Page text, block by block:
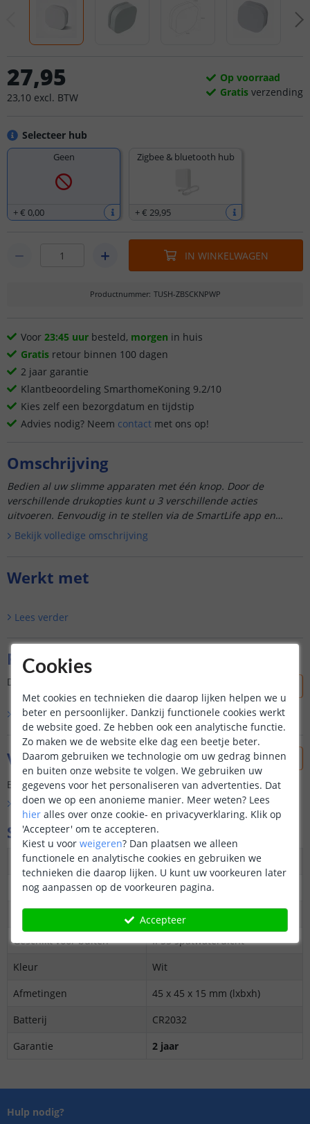
Selecteer hub
Geen
+€ 0,00
Zigbee & bluetooth hub
+€ 29,95
27,95
23,10 excl. BTW
Op voorraad
Gratis verzending
IN WINKELWAGEN
Productnummer: TUSH-ZBSCKNPWP
Voor 23:45 uur besteld, morgen in huis
Gratis retour binnen 100 dagen
2 jaar garantie
Klantbeoordeling SmarthomeKoning 9.2/10
Kies zelf een bezorgdatum en tijdstip
Advies nodig? Neem contact met ons op!
Omschrijving
Bedien al uw slimme apparaten met één knop. Door de
verschillende drukopties kunt u 3 verschillende acties
uitvoeren. Eenvoudig in te stellen via de SmartLife app en
makkelijk te plaat...
Bekijk volledige omschrijving
Werkt met
Lees verder
Reviews
Dit product is nog niet beoordeeld door onze klanten.
Bekijk alle 0 reviews
Vraag & antwoord
Er is nog geen vraag gesteld over dit product.
Bekijk alle Vraag & antwoord
Specificaties
Werkt met
SmartLife
Protocol
Zigbee 3.0
Gateway vereist
Geschikt voor buiten
IP55 spatwaterdicht
Kleur
Wit
Afmetingen
45 x 45 x 15 mm (lxbxh)
Batterij
CR2032
Garantie
2 jaar
Hulp nodig?
Cookies
Met cookies en technieken die daarop lijken helpen we u
beter en persoonlijker. Dankzij functionele cookies werkt
de website goed. Ze hebben ook een analytische functie.
Zo maken we de website elke dag een beetje beter.
Daarom gebruiken we technologie om uw gedrag binnen
en buiten onze website te volgen. We gebruiken uw
gegevens voor het personaliseren van advertenties. Dat
doen we op een anonieme manier. Meer weten? Lees
hier alles over onze cookie- en privacyverklaring. Klik op
'Accepteer' om te accepteren.
Kiest u voor weigeren? Dan plaatsen we alleen
functionele en analytische cookies en gebruiken we
technieken die daarop lijken. U kunt uw voorkeuren later
nog aanpassen op de voorkeuren pagina.
Accepteer